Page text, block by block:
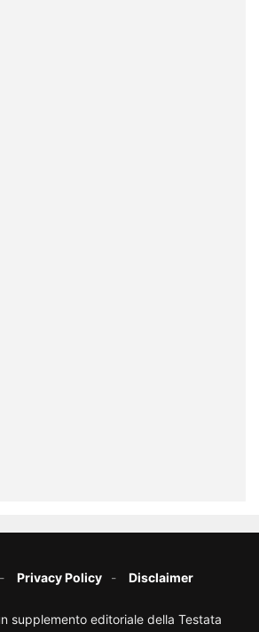
Privacy Policy Disclaimer
supplemento editoriale della Testata